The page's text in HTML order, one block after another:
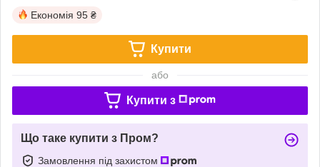
Економія 95 ₴
Купити
або
Купити з
Що таке купити з Пром?
Замовлення під захистом